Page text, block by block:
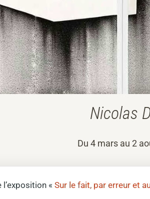
Nicolas
Du 4 mars au 2
l’exposition «Sur le fait, par erreur et